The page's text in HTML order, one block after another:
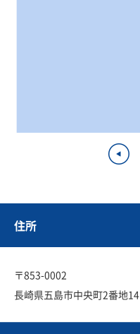
住所
〒853-0002
長崎県五島市中央町2番地14